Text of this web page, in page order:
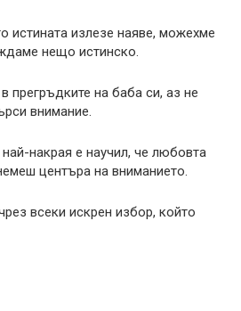
истината излезе наяве, можехме
нещо истинско.
прегръдките на баба си, аз не
внимание.
накрая е научил, че любовта
центъра на вниманието.
всеки искрен избор, който